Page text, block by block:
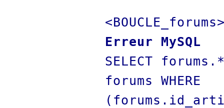
Erreur MySQL
SELECT
forums WHERE